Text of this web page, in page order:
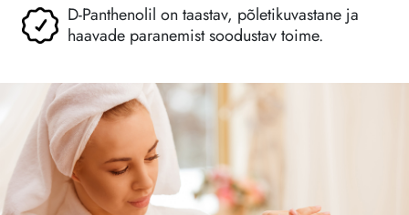
D-Panthenolil on taastav, põletikuvastane ja
haavade paranemist soodustav toime.